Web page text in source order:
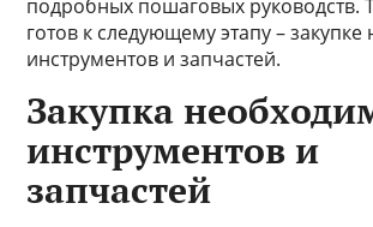
подробных пошаговых руководств.
готов к следующему этапу –
инструментов и запчастей.
Закупка
инструментов и
запчастей